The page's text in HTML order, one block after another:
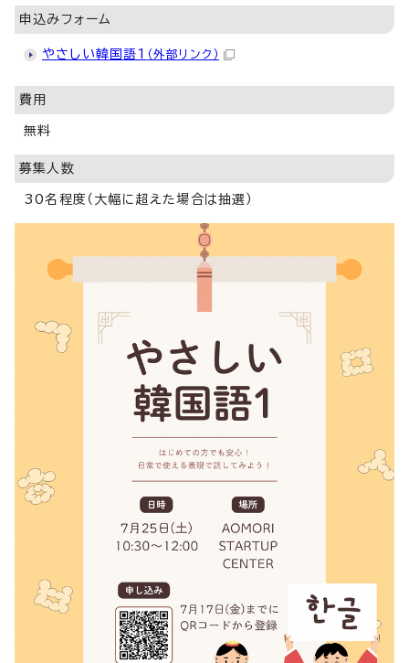
申込みフォーム
やさしい韓国語1 （外部リンク）
費用
無料
募集人数
30名程度（大幅に超えた場合は抽選）